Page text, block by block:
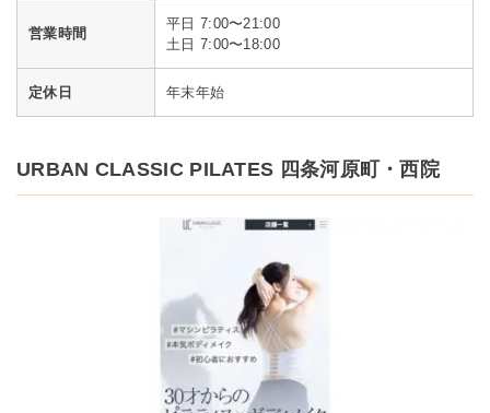
営業時間
平日 7:00〜21:00
土日 7:00〜18:00
定休日 年末年始
URBAN CLASSIC PILATES 四条河原町・西院